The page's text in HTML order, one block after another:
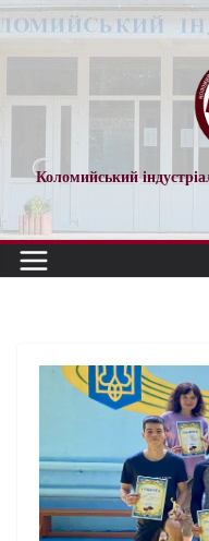
Коломийський